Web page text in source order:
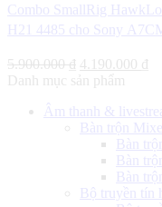
Combo SmallRig
H21 4485 cho Sony
5.900.000₫ Giá
gốc
5.900.000 ₫.
4.190.000 ₫
là:
Danh mục sản phẩm
Âm thanh &
Bàn trộn Mixer
Bàn
Bàn
Bàn
Bộ truyền tín